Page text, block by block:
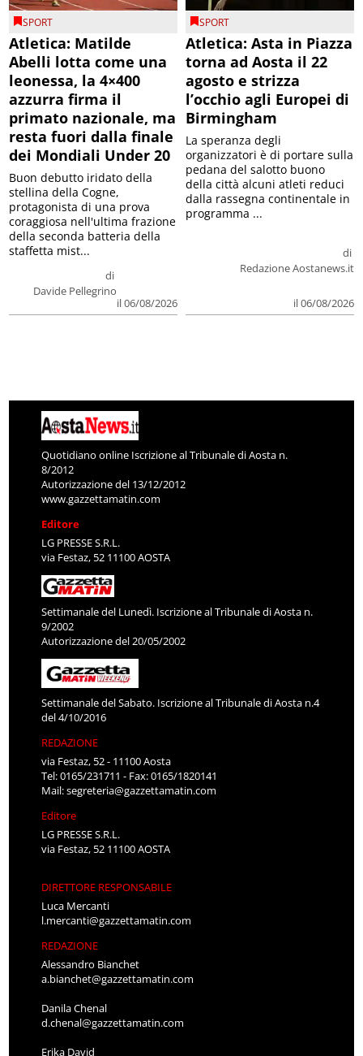
SPORT
Atletica: Matilde
Abelli lotta come una
leonessa, la 4×400
azzurra firma il
primato nazionale, ma
resta fuori dalla finale
dei Mondiali Under 20
di
Davide Pellegrino
il 06/08/2026
Buon debutto iridato della
stellina della Cogne,
protagonista di una prova
coraggiosa nell'ultima frazione
della seconda batteria della
staffetta mist...
SPORT
Atletica: Asta in Piazza
torna ad Aosta il 22
agosto e strizza
l’occhio agli Europei di
Birmingham
di
Redazione Aostanews.it
il 06/08/2026
La speranza degli
organizzatori è di portare sulla
pedana del salotto buono
della città alcuni atleti reduci
dalla rassegna continentale in
programma ...
Quotidiano online Iscrizione al Tribunale di Aosta n.
8/2012
Autorizzazione del 13/12/2012
www.gazzettamatin.com
Editore
LG PRESSE S.R.L.
via Festaz, 52 11100 AOSTA
Settimanale del Lunedì. Iscrizione al Tribunale di Aosta n.
9/2002
Autorizzazione del 20/05/2002
Settimanale del Sabato. Iscrizione al Tribunale di Aosta n.4
del 4/10/2016
REDAZIONE
via Festaz, 52 - 11100 Aosta
Tel: 0165/231711 - Fax: 0165/1820141
Mail:segreteria@gazzettamatin.com
Editore
LG PRESSE S.R.L.
via Festaz, 52 11100 AOSTA
DIRETTORE RESPONSABILE
Luca Mercanti
l.mercanti@gazzettamatin.com
REDAZIONE
Alessandro Bianchet
a.bianchet@gazzettamatin.com
Danila Chenal
d.chenal@gazzettamatin.com
Erika David